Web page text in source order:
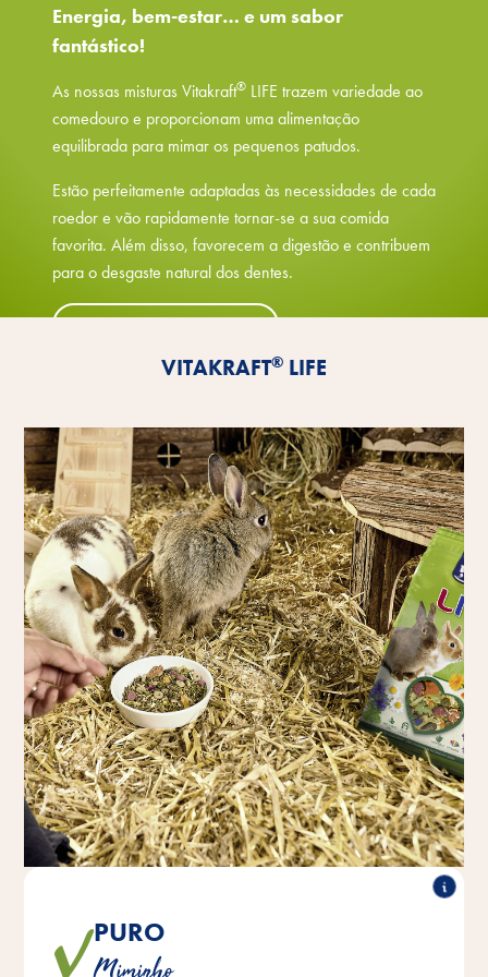
Energia, bem-estar… e um sabor
fantástico!
As nossas misturas Vitakraft® LIFE trazem variedade ao
comedouro e proporcionam uma alimentação
equilibrada para mimar os pequenos patudos.
Estão perfeitamente adaptadas às necessidades de cada
roedor e vão rapidamente tornar-se a sua comida
favorita. Além disso, favorecem a digestão e contribuem
para o desgaste natural dos dentes.
Conheça as vantagens
VITAKRAFT® LIFE
PURO
As misturas, especialmente as sabrosas, proporcionam
uma agradável variedade.